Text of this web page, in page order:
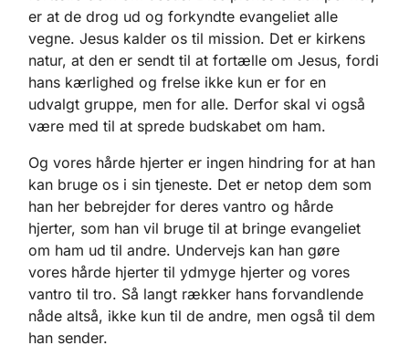
er at de drog ud og forkyndte evangeliet alle
vegne. Jesus kalder os til mission. Det er kirkens
natur, at den er sendt til at fortælle om Jesus, fordi
hans kærlighed og frelse ikke kun er for en
udvalgt gruppe, men for alle. Derfor skal vi også
være med til at sprede budskabet om ham.
Og vores hårde hjerter er ingen hindring for at han
kan bruge os i sin tjeneste. Det er netop dem som
han her bebrejder for deres vantro og hårde
hjerter, som han vil bruge til at bringe evangeliet
om ham ud til andre. Undervejs kan han gøre
vores hårde hjerter til ydmyge hjerter og vores
vantro til tro. Så langt rækker hans forvandlende
nåde altså, ikke kun til de andre, men også til dem
han sender.